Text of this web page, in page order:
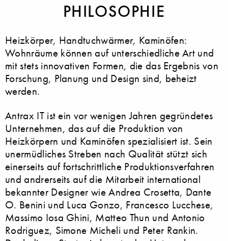
PHILOSOPHIE
Heizkörper, Handtuchwärmer, Kaminöfen:
Wohnräume können auf unterschiedliche Art und
mit stets innovativen Formen, die das Ergebnis von
Forschung, Planung und Design sind, beheizt
werden.
Antrax IT ist ein vor wenigen Jahren gegründetes
Unternehmen, das auf die Produktion von
Heizkörpern und Kaminöfen spezialisiert ist. Sein
unermüdliches Streben nach Qualität stützt sich
einerseits auf fortschrittliche Produktionsverfahren
und andrerseits auf die Mitarbeit international
bekannter Designer wie Andrea Crosetta, Dante
O. Benini und Luca Gonzo, Francesco Lucchese,
Massimo Iosa Ghini, Matteo Thun und Antonio
Rodriguez, Simone Micheli und Peter Rankin.